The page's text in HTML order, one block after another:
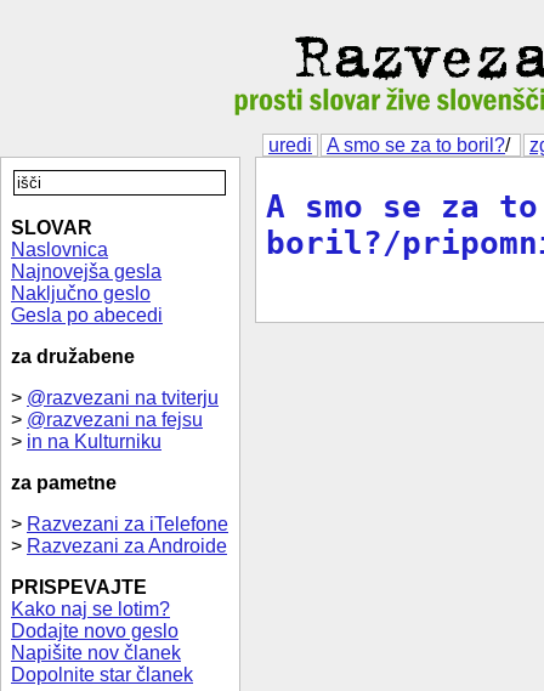
uredi A smo se za to boril?/
SLOVAR
Naslovnica
Najnovejša gesla
Naključno geslo
Gesla po abecedi
za družabene
> @razvezani na tviterju
> @razvezani na fejsu
> in na Kulturniku
za pametne
> Razvezani za iTelefone
> Razvezani za Androide
PRISPEVAJTE
Kako naj se lotim?
Dodajte novo geslo
Napišite nov članek
Dopolnite star članek
A smo se za to
boril?/